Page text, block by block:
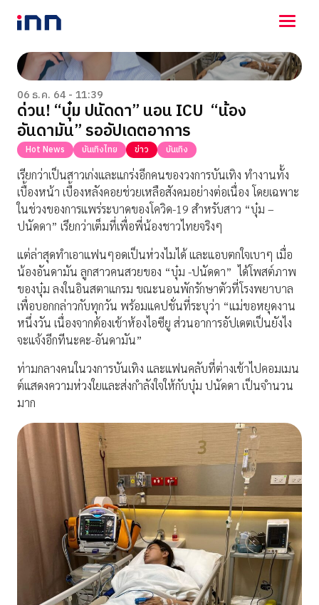
NEWS
ENTERTAINMENT
LIFESTYLE
HOROSCOPE
LOTTERY
VIDEO
ร่วมด้วยช่วยกัน
06 ธ.ค. 64 - 11:39
ด่วน! “บุ๋ม ปนัดดา” นอน ICU “น้อง
อันดามัน” รออัปเดตอาการ
Hot News บันเทิงไทย ข่าว บันเทิง
เรียกว่าเป็นสาวเก่งและแกร่งอีกคนของวงการบันเทิง ทำงานทั้ง
เบื้องหน้า เบื้องหลังคอยช่วยเหลือสังคมอย่างต่อเนื่อง โดยเฉพาะ
ในช่วงของการแพร่ระบาดของโควิด-19 สำหรับสาว “บุ๋ม –
ปนัดดา” เรียกว่าเต็มที่เพื่อพี่น้องชาวไทยจริงๆ
แต่ล่าสุดทำเอาแฟนๆอดเป็นห่วงไมได้ และแอบตกใจเบาๆ เมื่อ
น้องอันดามัน ลูกสาวคนสวยของ “บุ๋ม -ปนัดดา” ได้โพสต์ภาพ
ของบุ๋ม ลงในอินสตาแกรม ขณะนอนพักรักษาตัวที่โรงพยาบาล
เพื่อบอกกล่าวกับทุกวัน พร้อมแคปชั่นที่ระบุว่า “แม่ขอหยุดงาน
หนึ่งวัน เนื่องจากต้องเข้าห้องไอซียู ส่วนอาการอัปเดตเป็นยังไง
จะแจ้งอีกทีนะคะ-อันดามัน”
ท่ามกลางคนในวงการบันเทิง และแฟนคลับที่ต่างเข้าไปคอมเมน
ต์แสดงความห่วงใยและส่งกำลังใจให้กับบุ๋ม ปนัดดา เป็นจำนวน
มาก